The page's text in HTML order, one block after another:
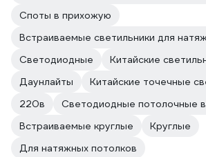
Споты в прихожую
Встраиваемые светильники для
Светодиодные
Китайские
Даунлайты
Китайские точечные
220в
Светодиодные потолочные
Встраиваемые круглые
Круглые
Для натяжных потолков